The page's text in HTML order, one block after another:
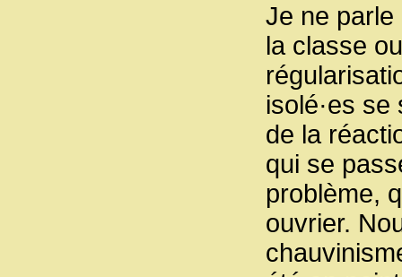
Je ne parle
la classe
isolé·es
de la
qui se
problème,
ouvrier.